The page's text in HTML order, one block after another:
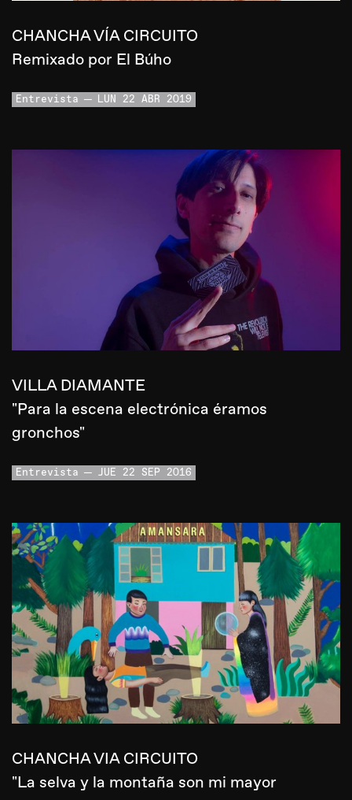
CHANCHA VÍA CIRCUITO
Remixado por El Búho
Entrevista LUN 22 ABR 2019
VILLA DIAMANTE
"Para la escena electrónica éramos
gronchos"
Entrevista JUE 22 SEP 2016
CHANCHA VIA CIRCUITO
"La selva y la montaña son mi mayor